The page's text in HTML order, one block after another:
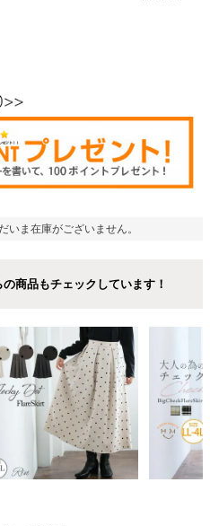
いま在庫がございません。
商品もチェックしています！